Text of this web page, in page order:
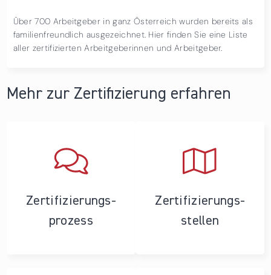
Über 700 Arbeitgeber in ganz Österreich wurden bereits als
familienfreundlich ausgezeichnet. Hier finden Sie eine Liste
aller zertifizierten Arbeitgeberinnen und Arbeitgeber.
Mehr zur Zertifizierung erfahren
Zertifizierungs­
prozess
Zertifizierungs­
stellen